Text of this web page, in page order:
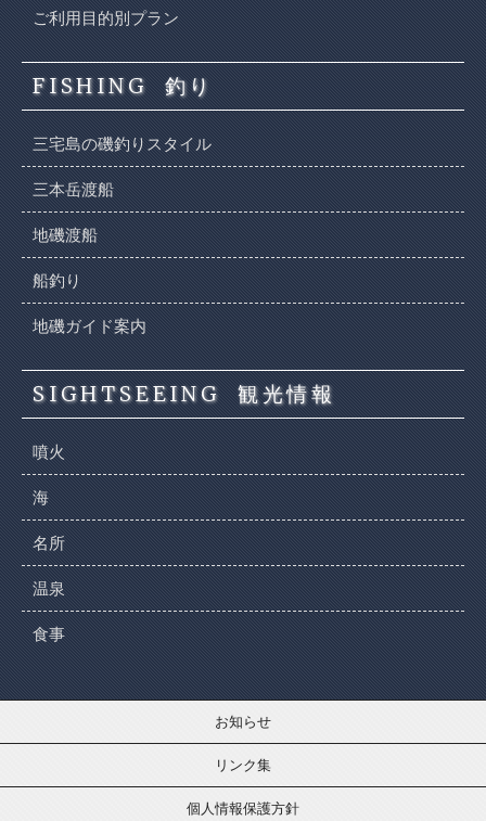
ご利用目的別プラン
FISHING 釣り
三宅島の磯釣りスタイル
三本岳渡船
地磯渡船
船釣り
地磯ガイド案内
SIGHTSEEING 観光情報
噴火
海
名所
温泉
食事
お知らせ
リンク集
個人情報保護方針